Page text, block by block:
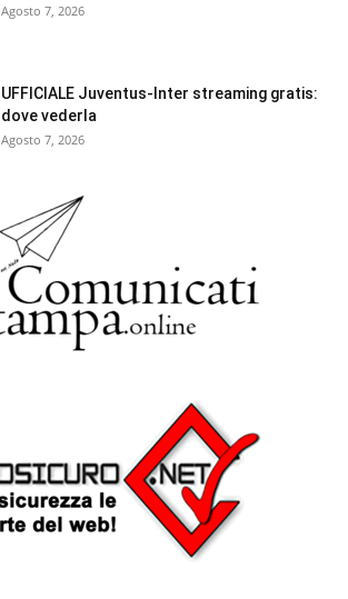
Agosto 7, 2026
UFFICIALE Juventus-Inter streaming gratis:
dove vederla
Agosto 7, 2026